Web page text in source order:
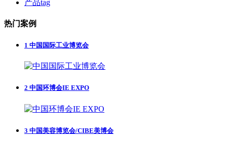
产品tag
热门案例
1 中国国际工业博览会
2 中国环博会IE EXPO
3 中国美容博览会/CIBE美博会